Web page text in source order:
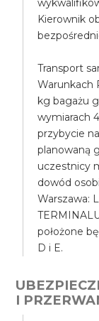
Kierownik
Transport
Warunkach
kg bagażu
wymiarach
przybycie
planowaną
uczestnicy
dowód
Warszawa:
położone
D i E.
I